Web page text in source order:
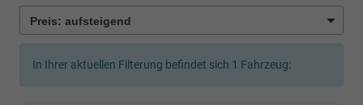
In Ihrer aktuellen Filterung befindet sich 1 Fahrzeug: